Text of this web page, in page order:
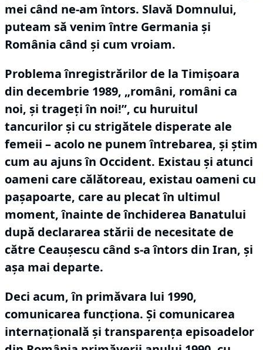
mei când ne-am întors. Slavă Domnului,
puteam să venim între Germania și
România când și cum vroiam.
Problema înregistrărilor de la Timișoara
din decembrie 1989, „români, români ca
noi, și trageți în noi!”, cu huruitul
tancurilor și cu strigătele disperate ale
femeii – acolo ne punem întrebarea, și știm
cum au ajuns în Occident. Existau și atunci
oameni care călătoreau, existau oameni cu
pașapoarte, care au plecat în ultimul
moment, înainte de închiderea Banatului
după declararea stării de necesitate de
către Ceaușescu când s-a întors din Iran, și
așa mai departe.
Deci acum, în primăvara lui 1990,
comunicarea funcționa. Și comunicarea
internațională și transparența episoadelor